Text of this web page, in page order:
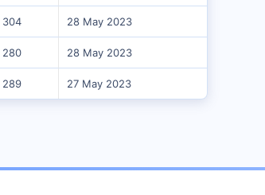
304 28 May 2023
280 28 May 2023
289 27 May 2023